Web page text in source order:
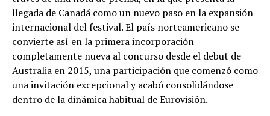
llegada de Canadá como un nuevo paso en la expansión
internacional del festival. El país norteamericano se
convierte así en la primera incorporación
completamente nueva al concurso desde el debut de
Australia en 2015, una participación que comenzó como
una invitación excepcional y acabó consolidándose
dentro de la dinámica habitual de Eurovisión.